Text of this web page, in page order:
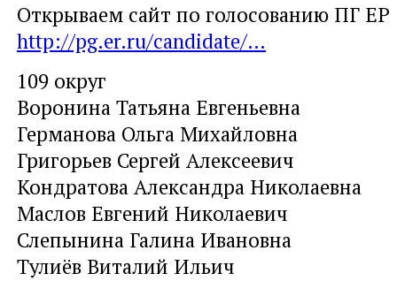
Открываем сайт по голосованию ПГ ЕР
http://pg.er.ru/candidate/…
109 округ
Воронина Татьяна Евгеньевна
Германова Ольга Михайловна
Григорьев Сергей Алексеевич
Кондратова Александра Николаевна
Маслов Евгений Николаевич
Слепынина Галина Ивановна
Тулиёв Виталий Ильич